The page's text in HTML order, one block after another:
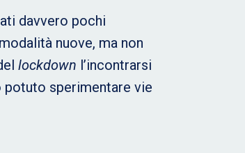
davvero pochi
nuove, ma non
lockdown l’incontrarsi
potuto sperimentare vie